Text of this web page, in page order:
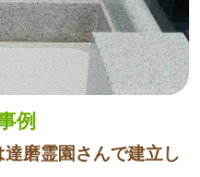
さり、開眼供養後に
た。 このように心遣
礼を言って頂きまし
くださり、最後まで
まして本当に感謝し
系統の石でお墓を建
でなくてもインド産
から人気がありま
をすることでまたき
例
磨霊園さんで建立し